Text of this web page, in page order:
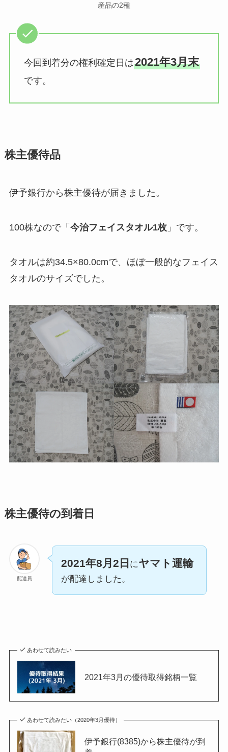
産品の2種
今回到着分の権利確定日は2021年3月末
です。
株主優待品
伊予銀行から株主優待が届きました。
100株なので「 今治フェイスタオル1枚」です。
タオルは約34.5×80.0cmで、ほぼ一般的なフェイス
タオルのサイズでした。
株主優待の到着日
配達員
2021年8月2日 にヤマト運輸
が配達しました。
あわせて読みたい
2021年3月の優待取得銘柄一覧
あわせて読みたい（2020年3月優待）
伊予銀行(8385)から株主優待が到